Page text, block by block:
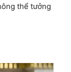
thể tưởng